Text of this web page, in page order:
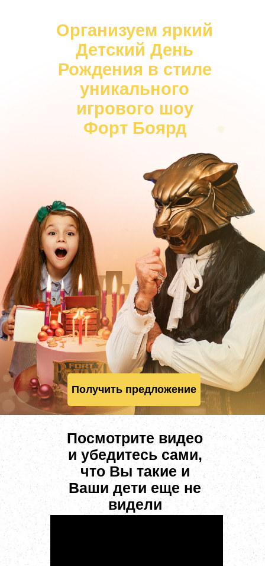
Организуем яркий
Детский День
Рождения в стиле
уникального
игрового шоу
Форт Боярд
Получить предложение
Посмотрите видео
и убедитесь сами,
что Вы такие и
Ваши дети еще не
видели